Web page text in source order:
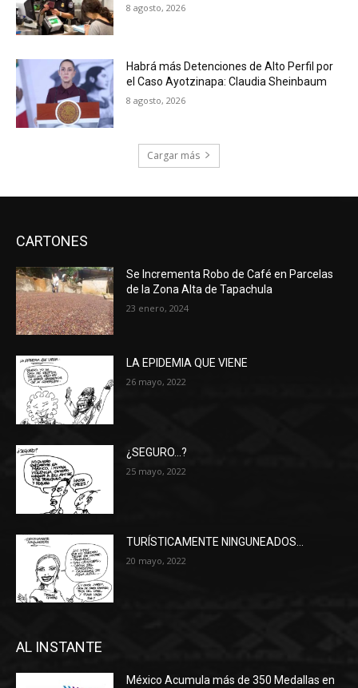
8 agosto, 2026
Habrá más Detenciones de Alto Perfil por
el Caso Ayotzinapa: Claudia Sheinbaum
8 agosto, 2026
Cargar más
CARTONES
Se Incrementa Robo de Café en Parcelas
de la Zona Alta de Tapachula
23 enero, 2024
LA EPIDEMIA QUE VIENE
26 mayo, 2022
¿SEGURO…?
25 mayo, 2022
TURÍSTICAMENTE NINGUNEADOS…
20 mayo, 2022
AL INSTANTE
México Acumula más de 350 Medallas en